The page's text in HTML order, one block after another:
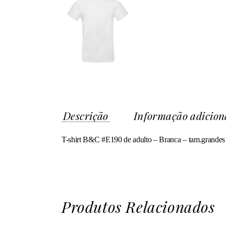
Descrição Informação
T-shirt B&C #E190 de adulto – Branca – tam.grandes
Produtos Relacionados